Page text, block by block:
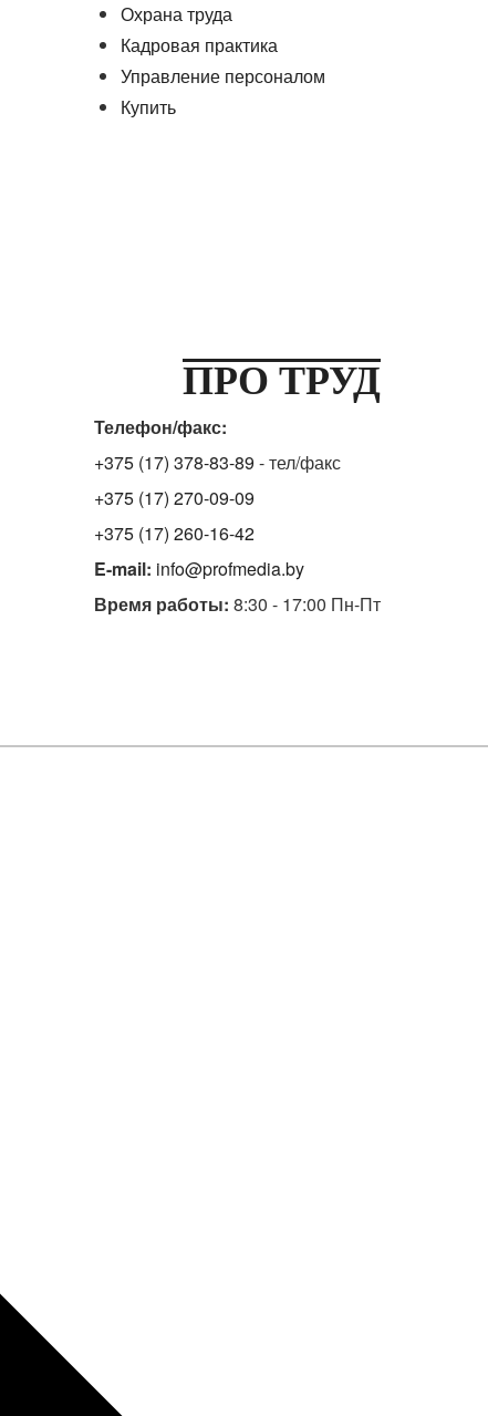
Охрана труда
Кадровая практика
Управление персоналом
Купить
ПРО ТРУД
Телефон/факс:
+375 (17) 378-83-89 - тел/факс
+375 (17) 270-09-09
+375 (17) 260-16-42
E-mail: info@profmedia.by
Время работы: 8:30 - 17:00 Пн-Пт